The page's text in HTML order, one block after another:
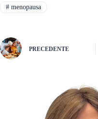
#menopausa
PRECEDENTE